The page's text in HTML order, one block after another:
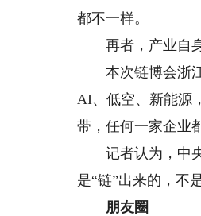
都不一样。
再者，产业自身
本次链博会浙江
AI、低空、新能源
带，任何一家企业
记者认为，中央
是“链”出来的，不
朋友圈